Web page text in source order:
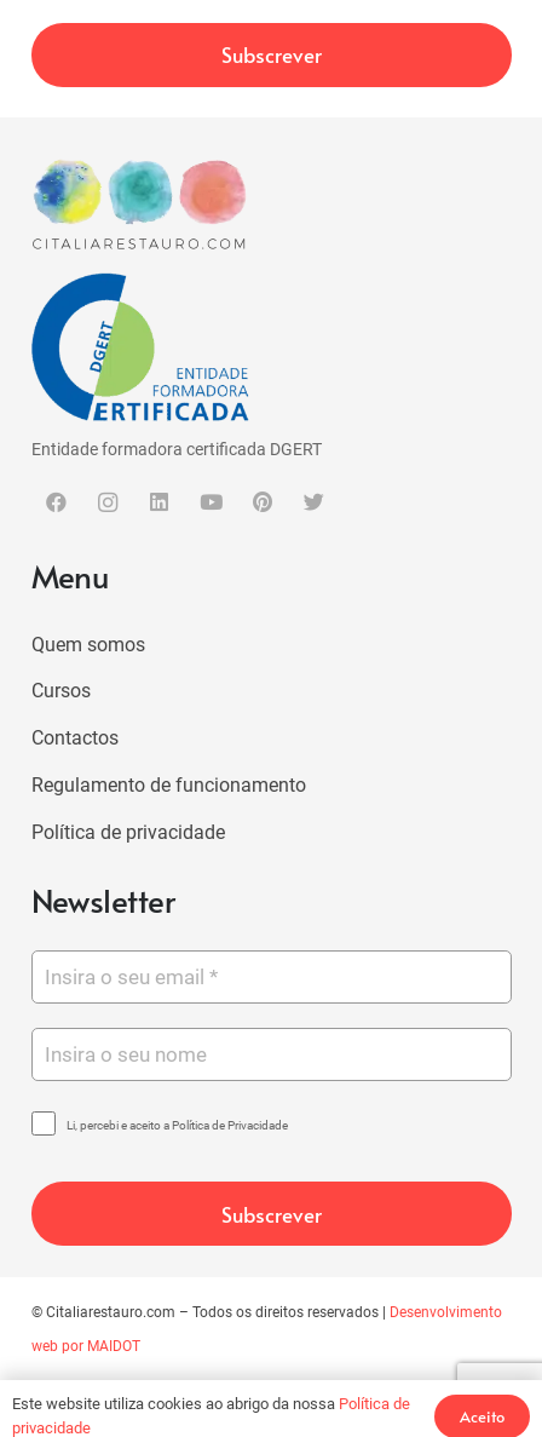
Entidade formadora certificada DGERT
Menu
Quem somos
Cursos
Contactos
Regulamento de funcionamento
Política de privacidade
Newsletter
Li, percebi e aceito a Política de Privacidade
© Citaliarestauro.com – Todos os direitos reservados |
Desenvolvimento
web por MAIDOT
Este website utiliza cookies ao abrigo da nossa Política de
privacidade
Aceito